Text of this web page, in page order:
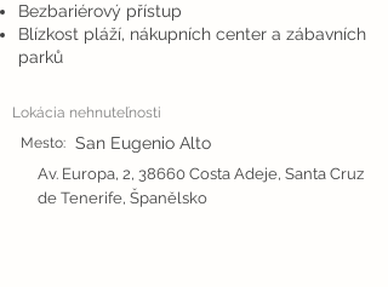
Bezbariérový přístup
Blízkost pláží, nákupních center a zábavních
parků
Lokácia nehnuteľnosti
Mesto: San Eugenio Alto
Av. Europa, 2, 38660 Costa Adeje, Santa Cruz
de Tenerife, Španělsko